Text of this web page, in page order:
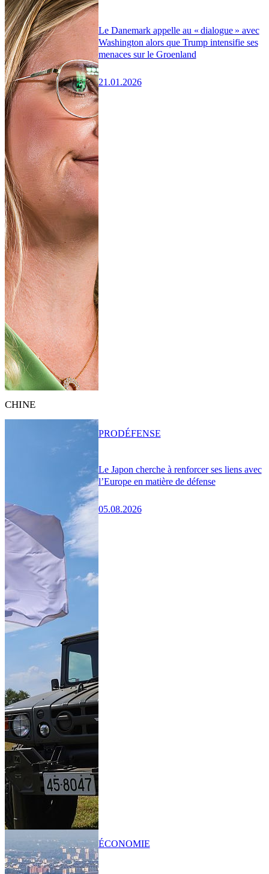
Le Danemark appelle au « dialogue » avec
Washington alors que Trump intensifie ses
menaces sur le Groenland
21.01.2026
CHINE
Le Japon cherche à renforcer ses liens avec
l’Europe en matière de défense
05.08.2026
PRODÉFENSE
ÉCONOMIE